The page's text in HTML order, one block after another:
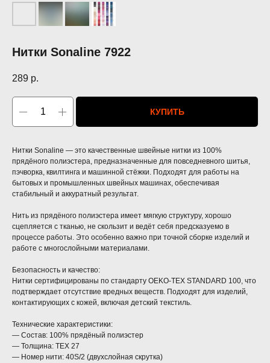
Нитки Sonaline 7922
289 р.
КУПИТЬ
Нитки Sonaline — это качественные швейные нитки из 100%
прядёного полиэстера, предназначенные для повседневного шитья,
пэчворка, квилтинга и машинной стёжки. Подходят для работы на
бытовых и промышленных швейных машинах, обеспечивая
стабильный и аккуратный результат.
Нить из прядёного полиэстера имеет мягкую структуру, хорошо
сцепляется с тканью, не скользит и ведёт себя предсказуемо в
процессе работы. Это особенно важно при точной сборке изделий и
работе с многослойными материалами.
Безопасность и качество:
Нитки сертифицированы по стандарту OEKO-TEX STANDARD 100, что
подтверждает отсутствие вредных веществ. Подходят для изделий,
контактирующих с кожей, включая детский текстиль.
Технические характеристики:
— Состав: 100% прядёный полиэстер
— Толщина: TEX 27
— Номер нити: 40S/2 (двухслойная скрутка)